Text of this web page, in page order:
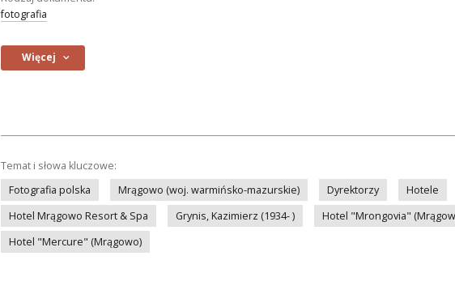
fotografia
Więcej
Temat i słowa kluczowe:
Fotografia polska
Mrągowo (woj. warmińsko-mazurskie) Dyrektorzy Hotele
Hotel Mrągowo Resort & Spa
Grynis, Kazimierz (1934- ) Hotel "Mrongovia"
Hotel "Mercure" (Mrągowo)